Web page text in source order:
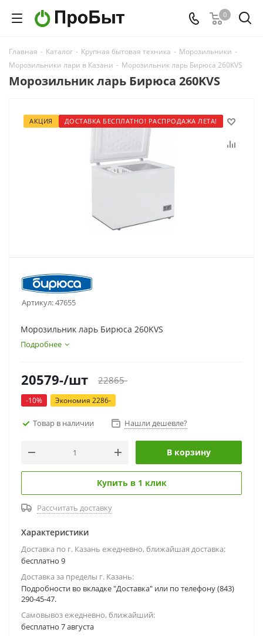
0
Главная - Каталог - Крупная бытовая техника - Морозильники -
Морозильники лари в Казани - Морозильник ларь Бирюса 260KVS
Морозильник ларь Бирюса 260KVS
АКЦИЯ ДОСТАВКА БЕСПЛАТНО! РАСПРОДАЖА ЛЕТА!
Артикул:47655
Морозильник ларь Бирюса 260KVS
Подробнее
20579-/шт 22865-
-10% Экономия 2286-
Товар в наличии Нашли дешевле?
В корзину
Купить в 1 клик
Рассчитать доставку
Характеристики
Доставка по г. Казань ежедневно, ближайшая доставка:
бесплатно 9
Доставка за пределы г. Казань:
Подробности во вкладке "Доставка" или по телефону (843)
290-45-47.
Самовывоз ежедневно, ближайший:
бесплатно 7 августа